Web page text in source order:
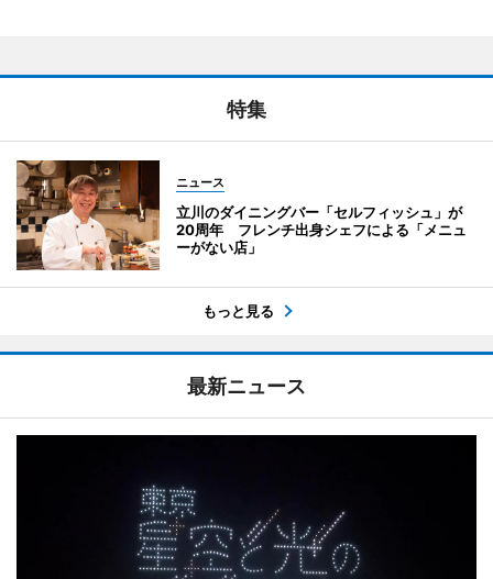
特集
ニュース
立川のダイニングバー「セルフィッシュ」が
20周年 フレンチ出身シェフによる「メニュ
ーがない店」
もっと見る
最新ニュース